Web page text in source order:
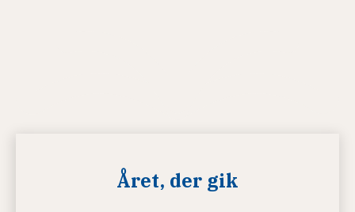
Året, der gik